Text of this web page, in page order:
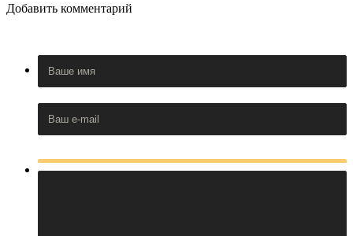
Добавить комментарий